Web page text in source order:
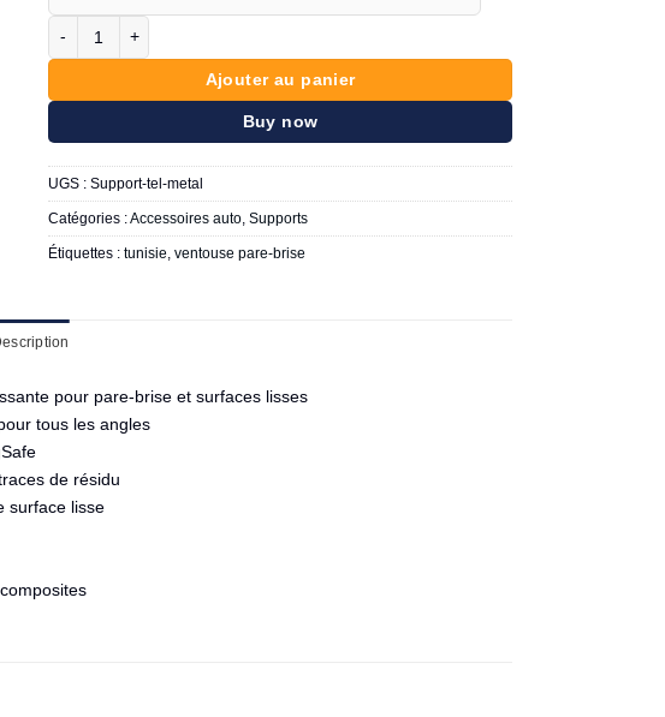
Ajouter au panier
Buy now
UGS :Support-tel-metal
Catégories :Accessoires auto ,Supports
Étiquettes :tunisie ,ventouse pare-brise
pour pare-brise et surfaces lisses
tous les angles
de résidu
surface lisse